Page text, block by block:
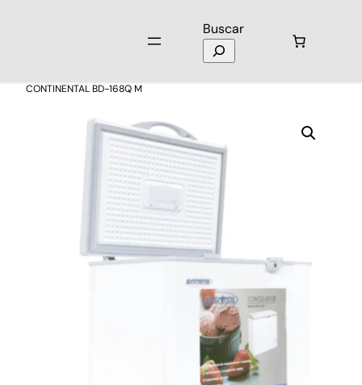
Buscar
CONTINENTAL BD-168Q M